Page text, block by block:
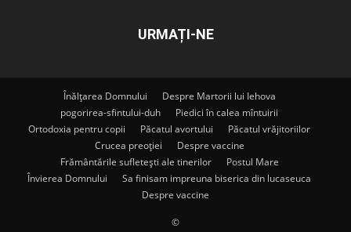
URMAȚI-NE
Înălțarea Domnului
Despre Martorii lui Iehova
pogorirea-sfintului-duh
Piedici în calea mîntuirii
Ortodoxia pentru copii
Păcatul avortului
Păcatul vrăjitoriilor
Crucea preoției
Despre vaccine
Frământările sufletești ale tinerilor
Postul Mare
Învierea Domnului
Sa finisam impreuna biserica din lucaseuca
Despre vaccine
©